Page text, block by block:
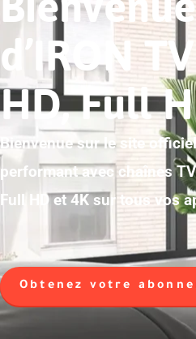
d’IRON
HD, Full
Bienvenue sur le site
performant avec chaînes
Full HD et 4K sur tous vos
Obtenez votre